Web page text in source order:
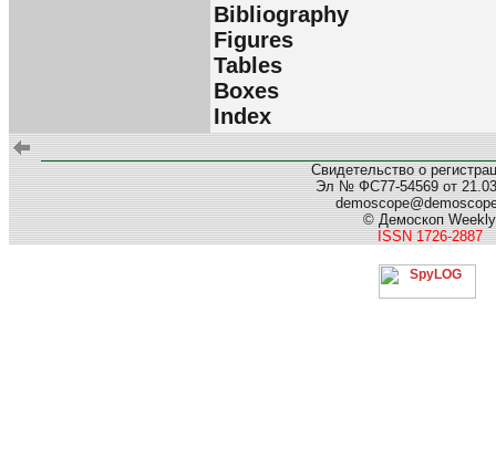
Bibliography
Figures
Tables
Boxes
Index
Свидетельство о
Эл № ФС77-54569 от
© Демоскоп Weekly
ISSN 1726-2887